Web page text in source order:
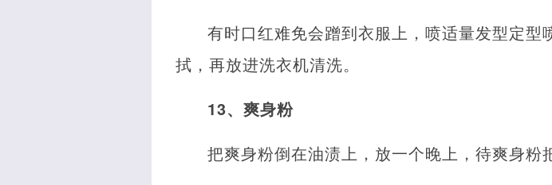
有时口红难免会蹭到衣服上，喷适量发型定
拭，再放进洗衣机清洗。
13、爽身粉
把爽身粉倒在油渍上，放一个晚上，待爽身粉